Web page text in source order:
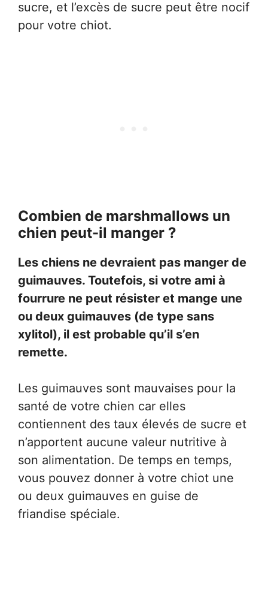
sucre, et l’excès de sucre peut être nocif
pour votre chiot.
Combien de marshmallows un
chien peut-il manger ?
Les chiens ne devraient pas manger de
guimauves. Toutefois, si votre ami à
fourrure ne peut résister et mange une
ou deux guimauves (de type sans
xylitol), il est probable qu’il s’en
remette.
Les guimauves sont mauvaises pour la
santé de votre chien car elles
contiennent des taux élevés de sucre et
n’apportent aucune valeur nutritive à
son alimentation. De temps en temps,
vous pouvez donner à votre chiot une
ou deux guimauves en guise de
friandise spéciale.